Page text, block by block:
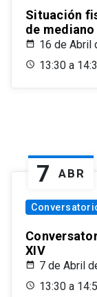
Situación
de
16 de Abril
13:30 a
7 ABR
XIV
7 de Abril
13:30 a